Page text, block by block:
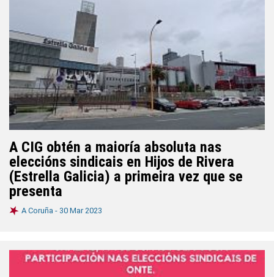
A CIG obtén a maioría absoluta nas
eleccións sindicais en Hijos de Rivera
(Estrella Galicia) a primeira vez que se
presenta
A Coruña - 30 Mar 2023